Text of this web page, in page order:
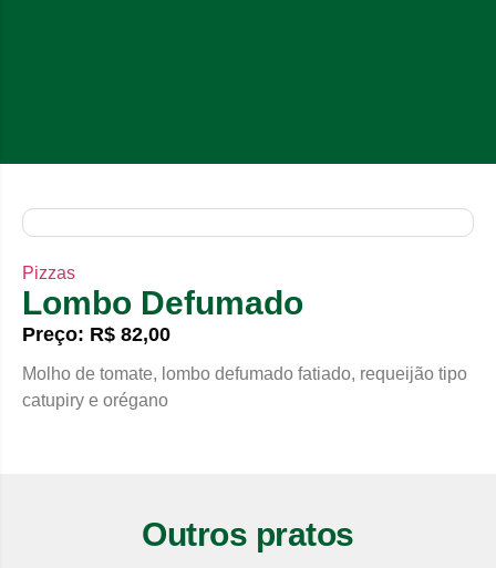
Pizzas
Lombo Defumado
Preço: R$ 82,00
Molho de tomate, lombo defumado fatiado, requeijão tipo
catupiry e orégano
Outros pratos